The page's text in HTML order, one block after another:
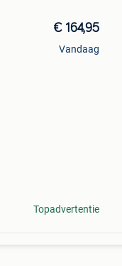
€ 164,95
Vandaag
Topadvertentie